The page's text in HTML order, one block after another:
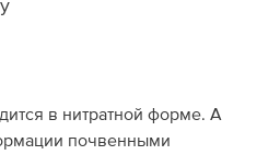
в нитратной форме. А
почвенными